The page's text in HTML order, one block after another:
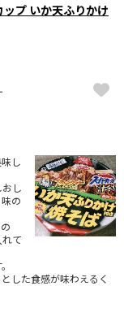
プ いか天ふりかけ
し
し
の
て
した食感が味わえるく